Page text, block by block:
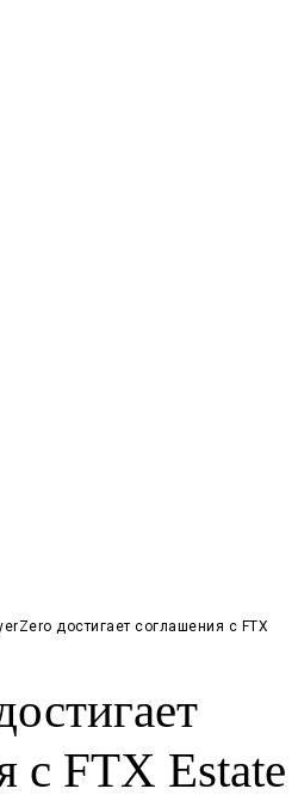
достигает соглашения с FTX
с FTX Estate